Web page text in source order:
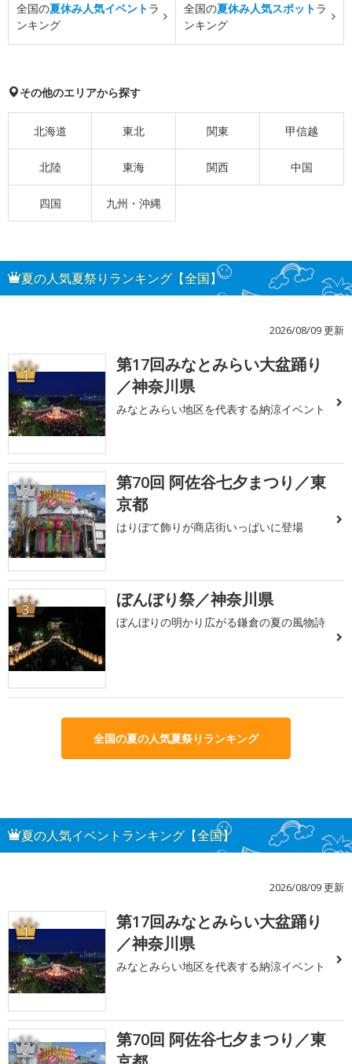
全国の夏休み人気イベントラ
ンキング
全国の夏休み人気スポットラ
ンキング
その他のエリアから探す
北海道 東北 関東 甲信越
北陸 東海 関西 中国
四国 九州・沖縄
夏の人気夏祭りランキング【全国】
2026/08/09 更新
1
第17回みなとみらい大盆踊り
／神奈川県
みなとみらい地区を代表する納涼イベント
2
第70回 阿佐谷七夕まつり／東
京都
はりぼて飾りが商店街いっぱいに登場
3 ぼんぼり祭／神奈川県
ぼんぼりの明かり広がる鎌倉の夏の風物詩
全国の夏の人気夏祭りランキング
夏の人気イベントランキング【全国】
2026/08/09 更新
1
第17回みなとみらい大盆踊り
／神奈川県
みなとみらい地区を代表する納涼イベント
2
第70回 阿佐谷七夕まつり／東